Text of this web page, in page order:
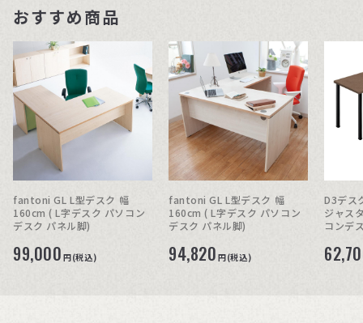
おすすめ商品
fantoni GL L型デスク 幅
160cm ( L字デスク パソコン
デスク パネル脚)
99,000 円(税込)
fantoni GL L型デスク 幅
160cm ( L字デスク パソコン
デスク パネル脚)
94,820 円(税込)
D3デス
ジャス
コンデ